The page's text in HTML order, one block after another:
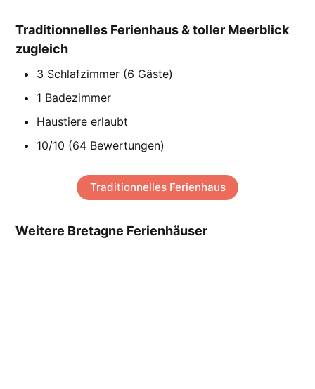
Traditionnelles Ferienhaus & toller Meerblick
zugleich
3 Schlafzimmer (6 Gäste)
1 Badezimmer
Haustiere erlaubt
10/10 (64 Bewertungen)
Traditionnelles Ferienhaus
Weitere Bretagne Ferienhäuser